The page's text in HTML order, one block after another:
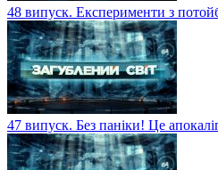
48 випуск. Експерименти з
47 випуск. Без паніки! Це